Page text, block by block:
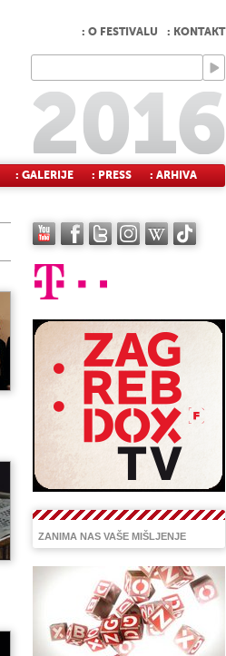
: O FESTIVALU : KONTAKT
: GALERIJE : PRESS : ARHIVA
ZANIMA NAS VAŠE MIŠLJENJE